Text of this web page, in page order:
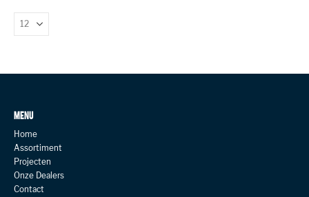
MENU
Home
Assortiment
Projecten
Onze Dealers
Contact